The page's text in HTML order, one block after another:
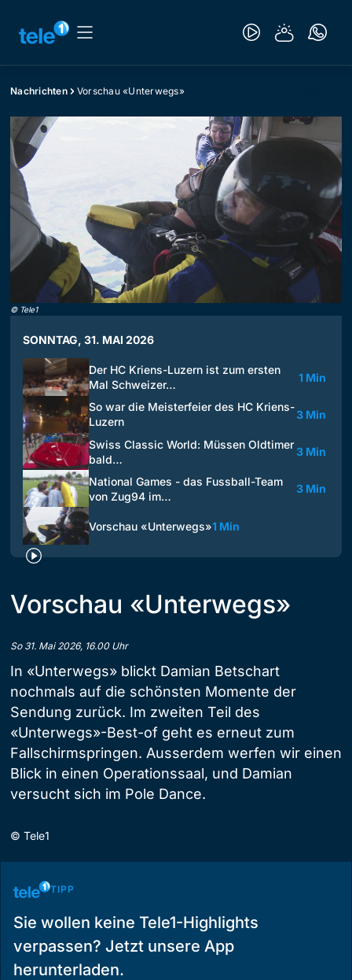
Nachrichten Vorschau «Unterwegs»
© Tele1
SONNTAG, 31. MAI 2026
Der HC Kriens-Luzern ist zum ersten
Mal Schweizer…
1 Min
So war die Meisterfeier des HC Kriens-
Luzern
3 Min
Swiss Classic World: Müssen Oldtimer
bald…
3 Min
National Games - das Fussball-Team
von Zug94 im…
3 Min
Vorschau «Unterwegs»1 Min
Vorschau «Unterwegs»
So 31. Mai 2026, 16.00 Uhr
In «Unterwegs» blickt Damian Betschart
nochmals auf die schönsten Momente der
Sendung zurück. Im zweiten Teil des
«Unterwegs»-Best-of geht es erneut zum
Fallschirmspringen. Ausserdem werfen wir einen
Blick in einen Operationssaal, und Damian
versucht sich im Pole Dance.
© Tele1
TIPP
Sie wollen keine Tele1-Highlights
verpassen? Jetzt unsere App
herunterladen.